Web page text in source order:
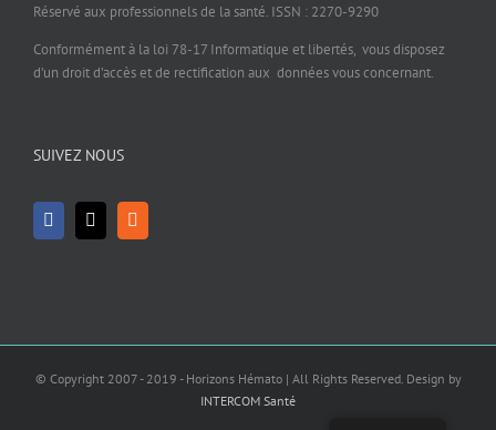
Réservé aux professionnels de la santé. ISSN : 2270-9290
Conformément à la loi 78-17 Informatique et libertés, vous disposez
d’un droit d’accès et de rectification aux données vous concernant.
SUIVEZ NOUS
© Copyright 2007 - 2019 - Horizons Hémato | All Rights Reserved. Design by
INTERCOM Santé